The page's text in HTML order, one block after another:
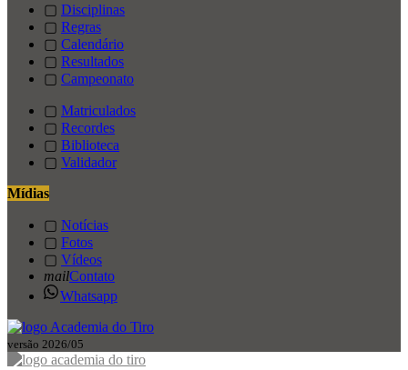
▢ Disciplinas
▢ Regras
▢ Calendário
▢ Resultados
▢ Campeonato
▢ Matriculados
▢ Recordes
▢ Biblioteca
▢ Validador
Mídias
▢ Notícias
▢ Fotos
▢ Vídeos
mailContato
Whatsapp
versão 2026/05